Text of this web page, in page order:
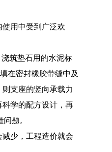
用中受到广泛欢
筑垫石用的水泥标
在密封橡胶带缝中及
支座的竖向承载力
学的配方设计，再
题。
少，工程造价就会